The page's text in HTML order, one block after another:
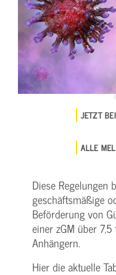
JETZT
ALLE
Diese Regelungen
geschäftsmäßige
Beförderung von
einer zGM über
Anhängern.
Hier die aktuelle